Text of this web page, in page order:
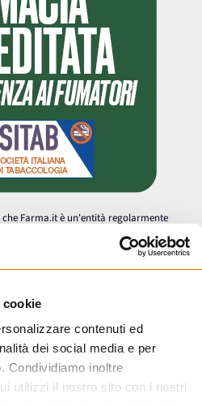
contenuti ed
dei social media e per
Condividiamo inoltre
utilizzi il nostro sito con i nostri
Farma.it è un'entità regolarmente
a effettuare la vendita online di